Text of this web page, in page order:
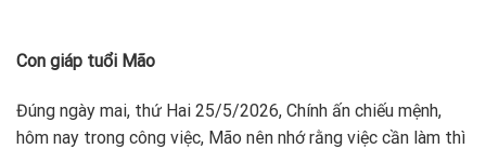
Con giáp tuổi Mão
Đúng ngày mai, thứ Hai 25/5/2026, Chính ấn chiếu mệnh,
hôm nay trong công việc, Mão nên nhớ rằng việc cần làm thì